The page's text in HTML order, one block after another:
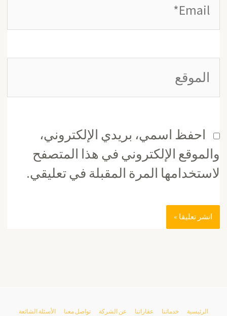
احفظ اسمي، بريدي الإلكتروني،
والموقع الإلكتروني في هذا المتصفح
لاستخدامها المرة المقبلة في تعليقي.
الرئيسية خدماتنا عقاراتنا عن الشركة تواصل معنا الأسئلة الشائعة